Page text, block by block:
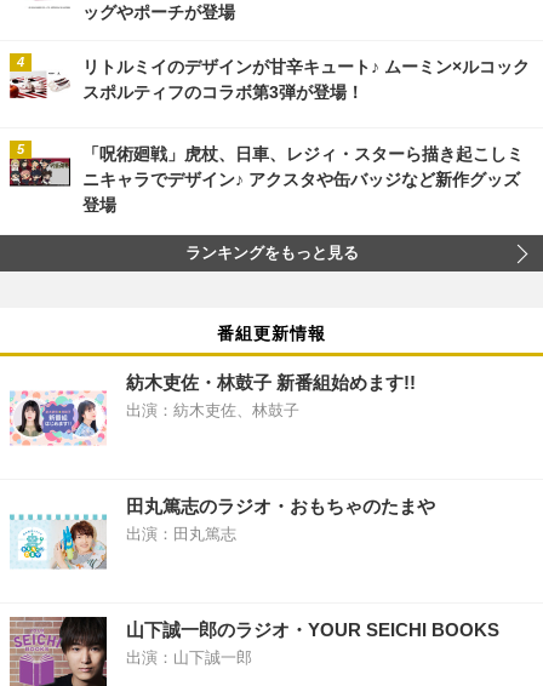
ッグやポーチが登場
リトルミイのデザインが甘辛キュート♪ ムーミン×ルコック
スポルティフのコラボ第3弾が登場！
「呪術廻戦」虎杖、日車、レジィ・スターら描き起こしミ
ニキャラでデザイン♪ アクスタや缶バッジなど新作グッズ
登場
ランキングをもっと見る
番組更新情報
紡木吏佐・林鼓子 新番組始めます!!
出演：紡木吏佐、林鼓子
田丸篤志のラジオ・おもちゃのたまや
出演：田丸篤志
山下誠一郎のラジオ・YOUR SEICHI BOOKS
出演：山下誠一郎